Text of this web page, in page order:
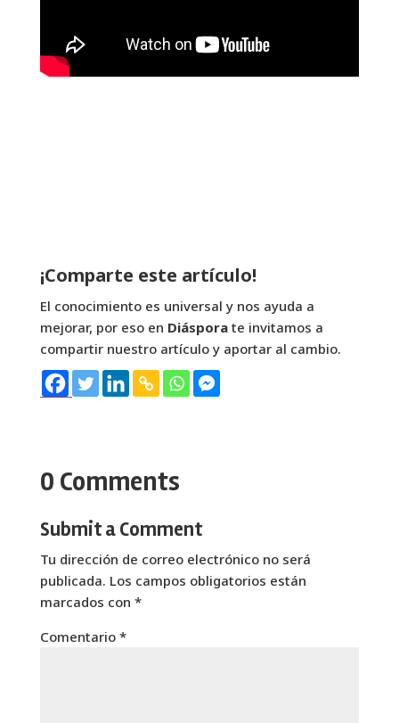
¡Comparte este artículo!
El conocimiento es universal y nos ayuda a
mejorar, por eso en Diásporate invitamos a
compartir nuestro artículo y aportar al cambio.
0 Comments
Submit a Comment
Tu dirección de correo electrónico no será
publicada. Los campos obligatorios están
marcados con *
Comentario *